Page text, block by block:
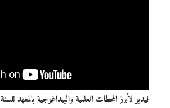
فيديو لأبرز المحطات العلمية والبيداغوجية بالمعهد للسنة 2024-2025